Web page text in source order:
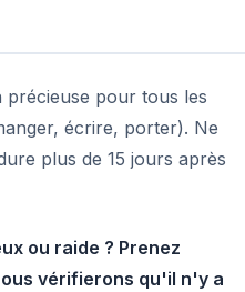
précieuse pour tous les
écrire, porter). Ne
plus de 15 jours après
ou raide ? Prenez
vérifierons qu'il n'y a